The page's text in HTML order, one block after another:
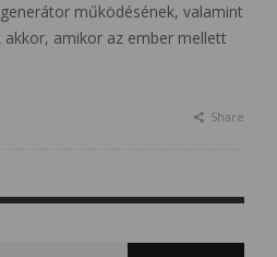
működésének, valamint
amikor az ember mellett
Share